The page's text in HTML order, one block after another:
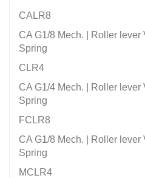
CALR8
CA G1/8 Mech. | Roller
Spring
CLR4
CA G1/4 Mech. | Roller
Spring
FCLR8
CA G1/8 Mech. | Roller
Spring
MCLR4